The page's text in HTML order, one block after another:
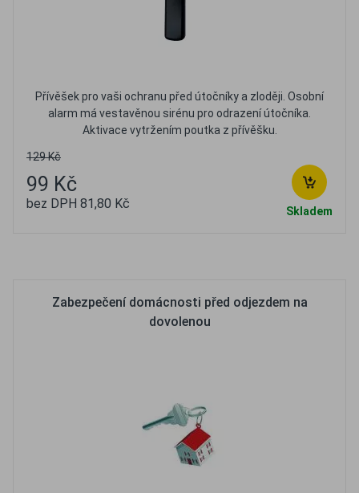
Přívěšek pro vaši ochranu před útočníky a zloději. Osobní
alarm má vestavěnou sirénu pro odrazení útočníka.
Aktivace vytržením poutka z přívěšku.
129 Kč
99 Kč
bez DPH 81,80 Kč Skladem
Zabezpečení domácnosti před odjezdem na
dovolenou